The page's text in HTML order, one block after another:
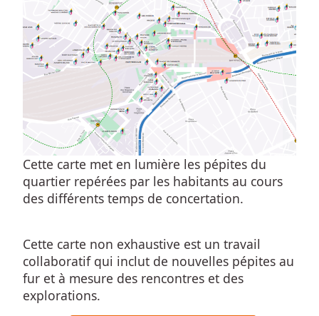
Cette carte met en lumière les pépites du
quartier repérées par les habitants au cours
des différents temps de concertation.
Cette carte non exhaustive est un travail
collaboratif qui inclut de nouvelles pépites au
fur et à mesure des rencontres et des
explorations.